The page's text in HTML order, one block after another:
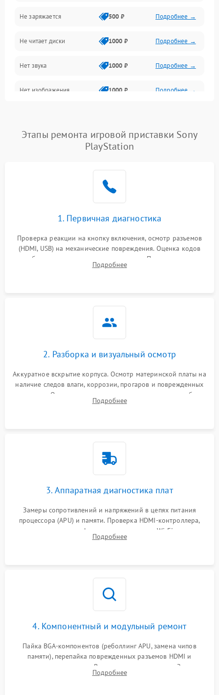
Геймпады и аксессуары
Разъёмы и корпус
Питание и электрика
Перегрев и охлаждение
Изображение
Не заряжается 500 ₽ Подробнее →
Не читает диски 1000 ₽ Подробнее →
Нет звука 1000 ₽ Подробнее →
Нет изображения 1000 ₽ Подробнее →
Этапы ремонта игровой приставки Sony
PlayStation
1. Первичная диагностика
Проверка реакции на кнопку включения, осмотр разъемов
(HDMI, USB) на механические повреждения. Оценка кодов
ошибок на экране или по индикаторам. Проверка чтения
дисков, работы геймпадов и наличия гарантийных пломб.
Подробнее
2. Разборка и визуальный осмотр
Аккуратное вскрытие корпуса. Осмотр материнской платы на
наличие следов влаги, коррозии, прогаров и поврежденных
элементов. Оценка состояния системы охлаждения, турбины
кулера и степени загрязнения радиатора пылью.
Подробнее
3. Аппаратная диагностика плат
Замеры сопротивлений и напряжений в цепях питания
процессора (APU) и памяти. Проверка HDMI-контроллера,
микросхем флеш-памяти и модуля Wi-Fi
Подробнее
4. Компонентный и модульный ремонт
Пайка BGA-компонентов (реболлинг APU, замена чипов
памяти), перепайка поврежденных разъемов HDMI и
контроллеров питания. Восстановление дорожек. Замена
неисправного жесткого диска, SSD или лазерной головки
Подробнее